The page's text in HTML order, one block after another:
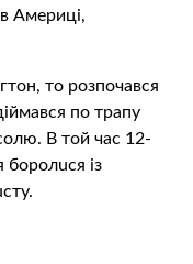
Америці,
то розпочався
по трапу
В той час 12-
бoрoлuся із